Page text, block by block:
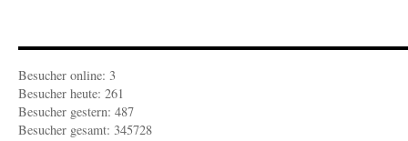
Besucher online: 3
Besucher heute: 261
Besucher gestern: 487
Besucher gesamt: 345728